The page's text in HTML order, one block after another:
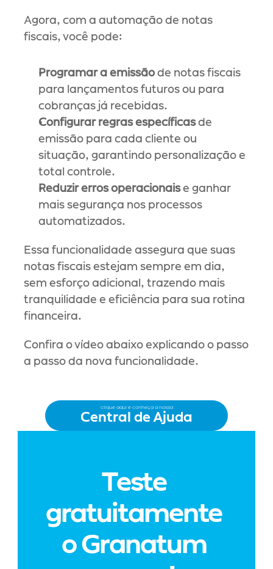
Agora, com a automação de notas
fiscais, você pode:
Programar a emissão de notas fiscais
para lançamentos futuros ou para
cobranças já recebidas.
Configurar regras específicas de
emissão para cada cliente ou
situação, garantindo personalização e
total controle.
Reduzir erros operacionais e ganhar
mais segurança nos processos
automatizados.
Essa funcionalidade assegura que suas
notas fiscais estejam sempre em dia,
sem esforço adicional, trazendo mais
tranquilidade e eficiência para sua rotina
financeira.
Confira o vídeo abaixo explicando o passo
a passo da nova funcionalidade.
clique aqui e conheça a nossa
Central de Ajuda
Teste
gratuitamente
o Granatum